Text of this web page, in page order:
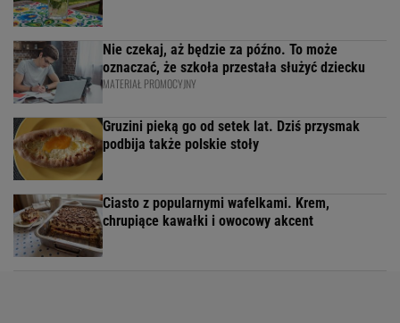
Nie czekaj, aż będzie za późno. To może
oznaczać, że szkoła przestała służyć dziecku
MATERIAŁ PROMOCYJNY
Gruzini pieką go od setek lat. Dziś przysmak
podbija także polskie stoły
Ciasto z popularnymi wafelkami. Krem,
chrupiące kawałki i owocowy akcent